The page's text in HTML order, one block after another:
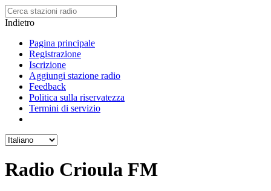
Indietro
Pagina principale
Registrazione
Iscrizione
Aggiungi stazione radio
Feedback
Politica sulla riservatezza
Termini di servizio
Radio Crioula FM